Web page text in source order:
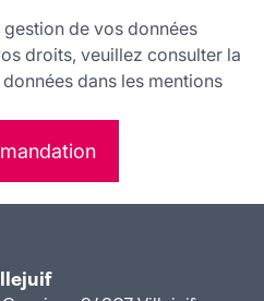
de vos données
droits, veuillez consulter la
dans les mentions